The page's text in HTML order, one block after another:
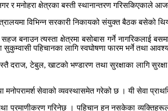
र मनोहरा क्षेत्रका बस्ती स्थानान्तरण
विभिन्न सरकारी निकायको संयुक्त बैठक बसेको
बनाउन त्यस्ता क्षेत्रमा बसोबास गर्ने नागरिकलाई
पहिचानका लागि स्वघोषणा फारम भर्ने तथा
दराज, टेबुल, खाटको भण्डारण तथा सुरक्षाका लागि
मनोपरामर्श सेवाको व्यवस्थासमेत गरेको छ । यी सेवा
प्रमाणीकरण गरिनेछ । पहिचान हुन नसकेका